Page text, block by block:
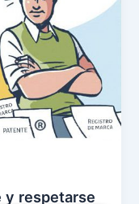
y respetarse